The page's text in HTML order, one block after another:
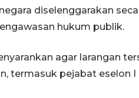
diselenggarakan
hukum publik.
agar larangan
termasuk pejabat eselon I